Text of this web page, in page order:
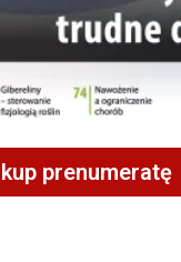
kup prenumeratę